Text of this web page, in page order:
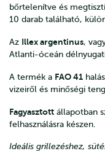
bőrtelenítve és
10 darab található,
Az Illex argentinus,
Atlanti-óceán
A termék a FAO 41
vizeiről és minőségi
Fagyasztott állapotban
felhasználásra készen.
Ideális grillezéshez,